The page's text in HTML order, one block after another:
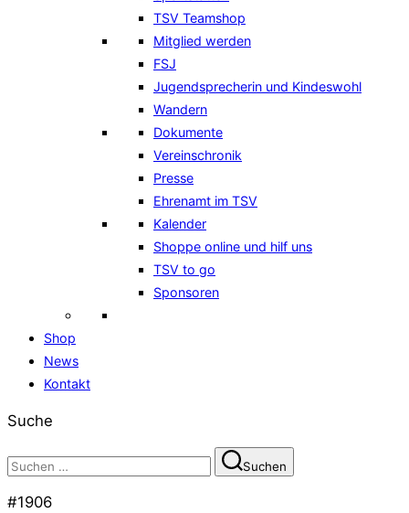
TSV Teamshop
Mitglied werden
FSJ
Jugendsprecherin und Kindeswohl
Wandern
Dokumente
Vereinschronik
Presse
Ehrenamt im TSV
Kalender
Shoppe online und hilf uns
TSV to go
Sponsoren
Shop
News
Kontakt
Suche
Suchen
nach:
Suchen
#1906